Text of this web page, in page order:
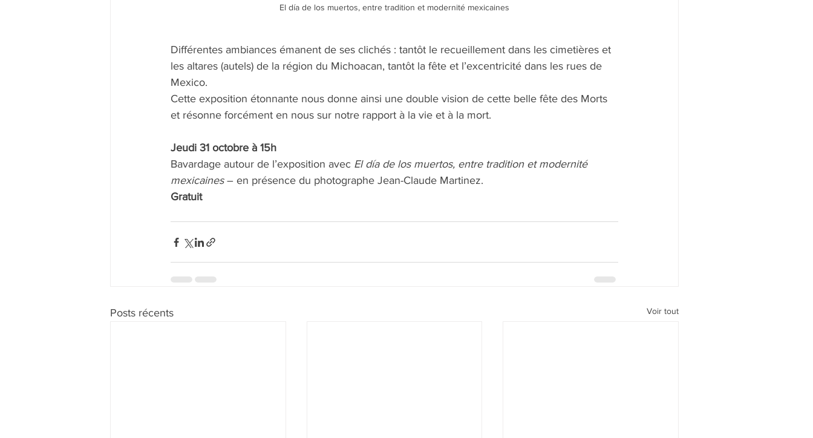
El día de los muertos, entre tradition et modernité mexicaines
Différentes ambiances émanent de ses clichés : tantôt le recueillement dans les cimetières et
les altares (autels) de la région du Michoacan, tantôt la fête et l’excentricité dans les rues de
Mexico.
Cette exposition étonnante nous donne ainsi une double vision de cette belle fête des Morts
et résonne forcément en nous sur notre rapport à la vie et à la mort.
Jeudi 31 octobre à 15h
Bavardage autour de l’exposition avec El día de los muertos, entre tradition et modernité
mexicaines – en présence du photographe Jean-Claude Martinez.
Gratuit
Posts récents Voir tout